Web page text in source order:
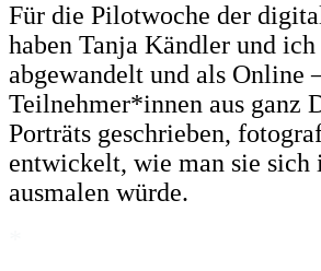
Für die Pilotwoche der
haben Tanja Kändler und
abgewandelt und als Online
Teilnehmer*innen aus ganz
Porträts geschrieben,
entwickelt, wie man sie sich
ausmalen würde.